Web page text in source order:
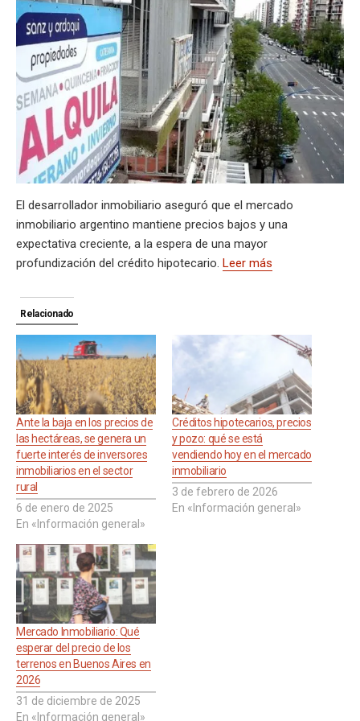
s
A
p
p
gr
a
m
b
o
o
k
ky
a
d
s
dI
n
bl
r
a
g
e
n
g
er
ail t
py
Li
n
k
m
p
ar
tir
El desarrollador inmobiliario aseguró que el mercado
inmobiliario argentino mantiene precios bajos y una
expectativa creciente, a la espera de una mayor
profundización del crédito hipotecario. Leer más
Relacionado
Ante la baja en los precios de
las hectáreas, se genera un
fuerte interés de inversores
inmobiliarios en el sector
rural
6 de enero de 2025
En «Información general»
Créditos hipotecarios, precios
y pozo: qué se está
vendiendo hoy en el mercado
inmobiliario
3 de febrero de 2026
En «Información general»
Mercado Inmobiliario: Qué
esperar del precio de los
terrenos en Buenos Aires en
2026
31 de diciembre de 2025
En «Información general»